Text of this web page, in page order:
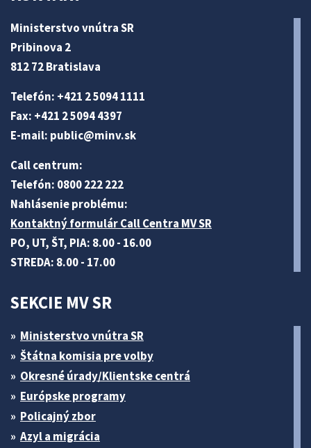
Ministerstvo vnútra SR
Pribinova 2
812 72 Bratislava
Telefón: +421 2 5094 1111
Fax: +421 2 5094 4397
E-mail: public@minv.sk
Call centrum:
Telefón: 0800 222 222
Nahlásenie problému:
Kontaktný formulár Call Centra MV SR
PO, UT, ŠT, PIA: 8.00 - 16.00
STREDA: 8.00 - 17.00
SEKCIE MV SR
Ministerstvo vnútra SR
Štátna komisia pre volby
Okresné úrady/Klientske centrá
Európske programy
Policajný zbor
Azyl a migrácia